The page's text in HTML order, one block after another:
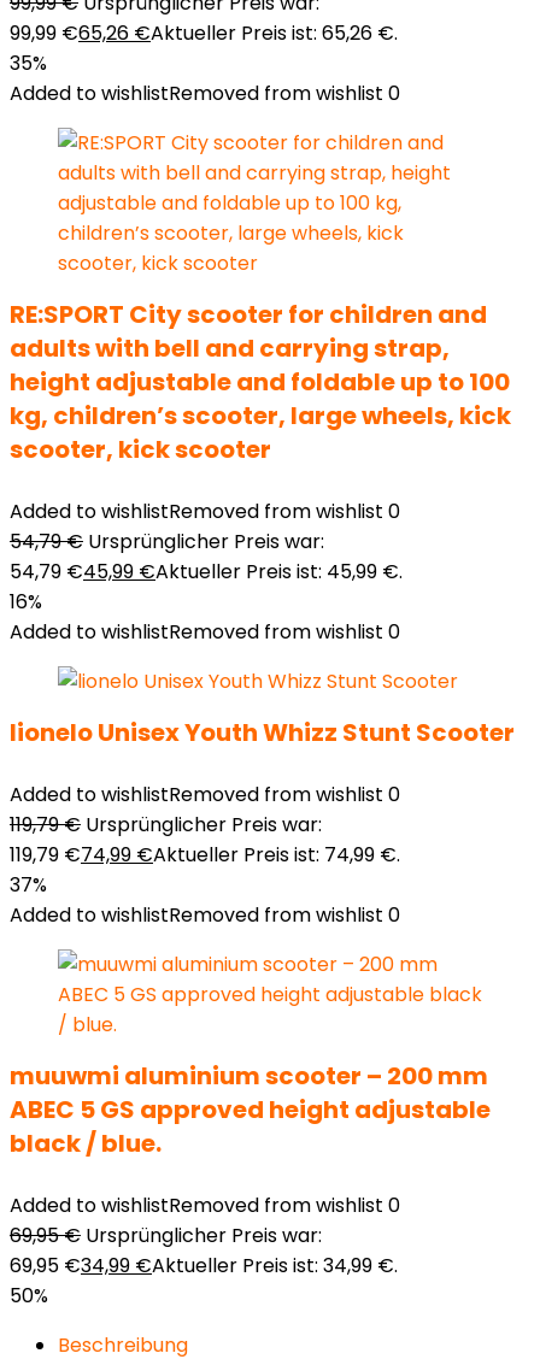
99,99 €65,26 €Aktueller Preis ist: 65,26 €.
35%
Added to wishlistRemoved from wishlist 0
RE:SPORT City scooter for children and
adults with bell and carrying strap,
height adjustable and foldable up to 100
kg, children’s scooter, large wheels, kick
scooter, kick scooter
Added to wishlistRemoved from wishlist 0
54,79€ Ursprünglicher Preis war:
54,79 €45,99 €Aktueller Preis ist: 45,99 €.
16%
Added to wishlistRemoved from wishlist 0
lionelo Unisex Youth Whizz Stunt Scooter
Added to wishlistRemoved from wishlist 0
119,79€ Ursprünglicher Preis war:
119,79 €74,99 €Aktueller Preis ist: 74,99 €.
37%
Added to wishlistRemoved from wishlist 0
muuwmi aluminium scooter – 200 mm
ABEC 5 GS approved height adjustable
black / blue.
Added to wishlistRemoved from wishlist 0
69,95€ Ursprünglicher Preis war:
69,95 €34,99 €Aktueller Preis ist: 34,99 €.
50%
Beschreibung